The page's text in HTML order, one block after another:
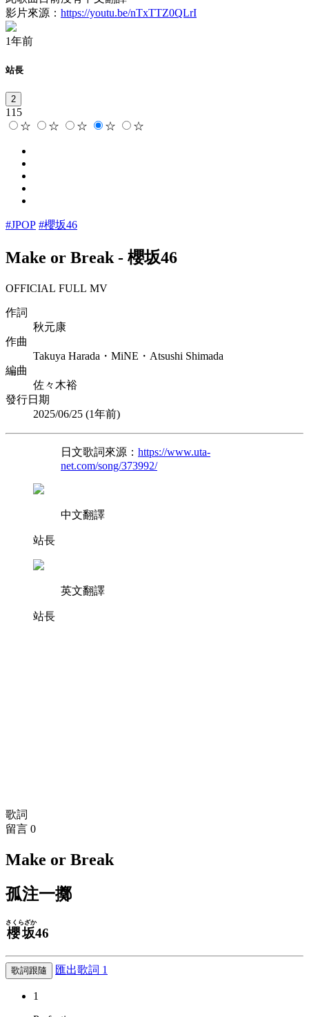
影片來源： https://youtu.be/nTxTTZ0QLrI
1年前
站長
2
115
☆
☆ ☆ ☆ ☆
#JPOP #櫻坂46
Make or Break- 櫻坂46
OFFICIAL FULL MV
作詞
秋元康
作曲
Takuya Harada・MiNE・Atsushi Shimada
編曲
佐々木裕
發行日期
2025/06/25 (1年前)
日文歌詞來源： https://www.uta-
net.com/song/373992/
中文翻譯
站長
英文翻譯
站長
歌詞
留言 0
Make or Break
孤注一擲
櫻坂
さくらざか
46
歌詞跟隨 匯出歌詞 1
1